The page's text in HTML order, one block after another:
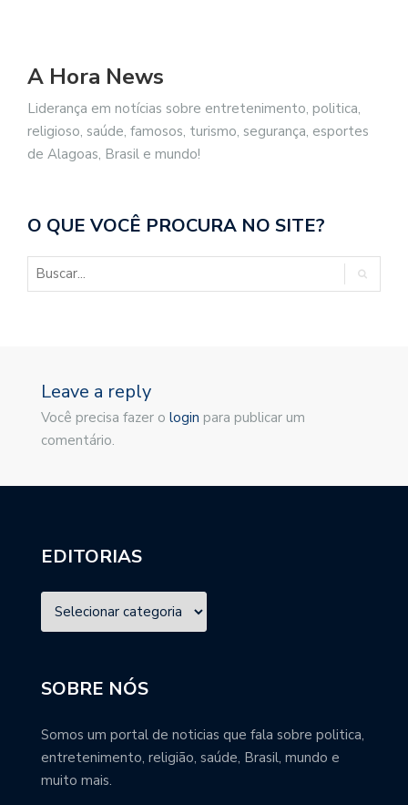
A Hora News
Liderança em notícias sobre entretenimento, politica,
religioso, saúde, famosos, turismo, segurança, esportes
de Alagoas, Brasil e mundo!
O QUE VOCÊ PROCURA NO SITE?
Leave a reply
Você precisa fazer o login para publicar um
comentário.
EDITORIAS
SOBRE NÓS
Somos um portal de noticias que fala sobre politica,
entretenimento, religião, saúde, Brasil, mundo e
muito mais.